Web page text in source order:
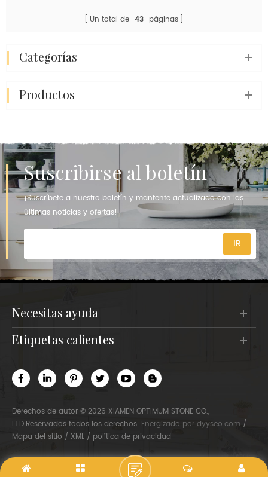
Un total de 43 páginas
categorías
productos
Suscribirse al boletín
¡Suscríbete a nuestro boletín y mantente actualizado con las
últimas noticias y ofertas!
necesitas ayuda
etiquetas calientes
Derechos de autor © 2026 XIAMEN OPTIMUM STONE CO.,
LTD.Reservados todos los derechos. Energizado por dyyseo.com /
Mapa del sitio / XML / política de privacidad